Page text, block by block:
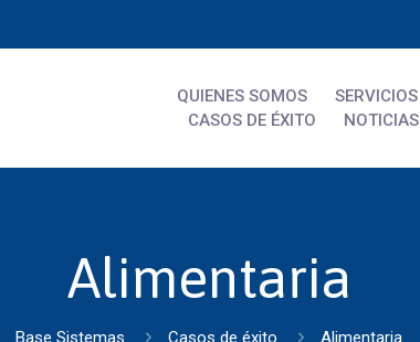
QUIENES SOMOS SERVICIOS
CASOS DE ÉXITO
NOTICIAS
Alimentaria
Base Sistemas Casos de éxito Alimentaria